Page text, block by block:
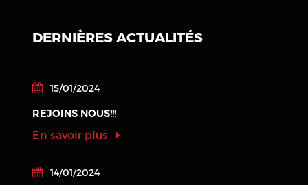
DERNIÈRES ACTUALITÉS
15/01/2024
REJOINS NOUS!!!
En savoir plus
14/01/2024